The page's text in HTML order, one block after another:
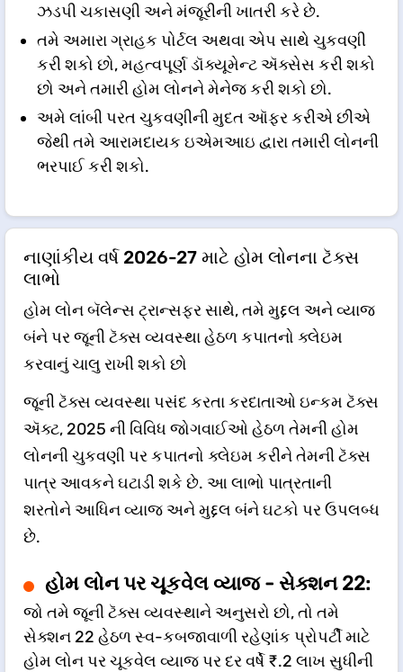
ઝડપી ચકાસણી અને મંજૂરીની ખાતરી કરે છે.
તમે અમારા ગ્રાહક પોર્ટલ અથવા એપ સાથે ચુકવણી
કરી શકો છો, મહત્વપૂર્ણ ડૉક્યૂમેન્ટ ઍક્સેસ કરી શકો
છો અને તમારી હોમ લોનને મેનેજ કરી શકો છો.
અમે લાંબી પરત ચુકવણીની મુદત ઑફર કરીએ છીએ
જેથી તમે આરામદાયક ઇએમઆઇ દ્વારા તમારી લોનની
ભરપાઈ કરી શકો.
નાણાંકીય વર્ષ 2026-27 માટે હોમ લોનના ટૅક્સ
લાભો
હોમ લોન બૅલેન્સ ટ્રાન્સફર સાથે, તમે મુદ્દલ અને વ્યાજ
બંને પર જૂની ટૅક્સ વ્યવસ્થા હેઠળ કપાતનો ક્લેઇમ
કરવાનું ચાલુ રાખી શકો છો
જૂની ટૅક્સ વ્યવસ્થા પસંદ કરતા કરદાતાઓ ઇન્કમ ટૅક્સ
ઍક્ટ, 2025 ની વિવિધ જોગવાઈઓ હેઠળ તેમની હોમ
લોનની ચુકવણી પર કપાતનો ક્લેઇમ કરીને તેમની ટૅક્સ
પાત્ર આવકને ઘટાડી શકે છે. આ લાભો પાત્રતાની
શરતોને આધિન વ્યાજ અને મુદ્દલ બંને ઘટકો પર ઉપલબ્ધ
છે.
હોમ લોન પર ચૂકવેલ વ્યાજ - સેક્શન 22:
જો તમે જૂની ટૅક્સ વ્યવસ્થાને અનુસરો છો, તો તમે
સેક્શન 22 હેઠળ સ્વ-કબજાવાળી રહેણાંક પ્રોપર્ટી માટે
હોમ લોન પર ચૂકવેલ વ્યાજ પર દર વર્ષે ₹.2 લાખ સુધીની